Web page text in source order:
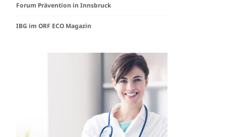
Forum Prävention in Innsbruck
IBG im ORF ECO Magazin